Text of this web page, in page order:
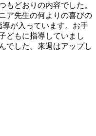
もどおりの内容でした。
ア先生の何よりの喜びの
が入っています。お手
どもに指導していまし
でした。来週はアップし